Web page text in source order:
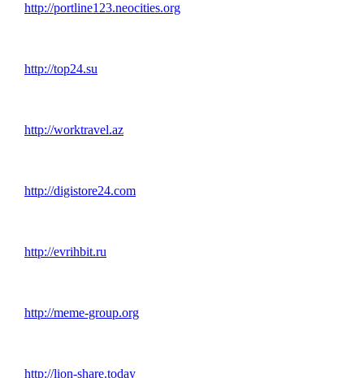
http://portline123.neocities.org
http://top24.su
http://worktravel.az
http://digistore24.com
http://evrihbit.ru
http://meme-group.org
http://lion-share.today